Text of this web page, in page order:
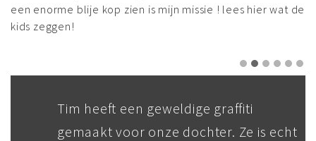
een enorme blije kop zien is mijn missie ! lees hier wat de
kids zeggen!
Tim heeft een geweldige graffiti
gemaakt voor onze dochter. Ze is echt